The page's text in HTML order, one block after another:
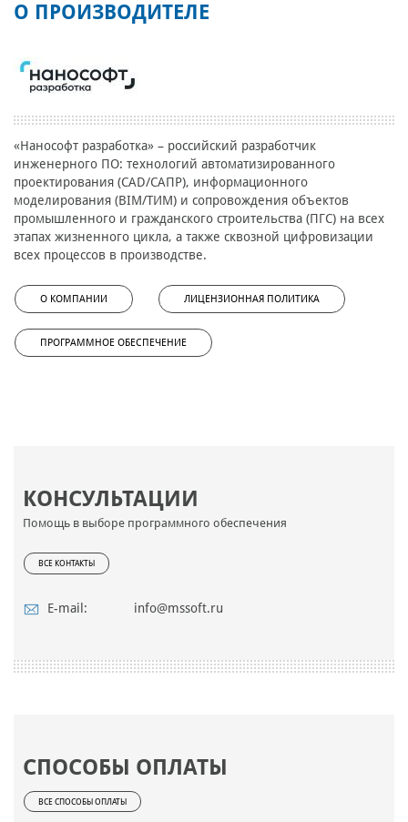
КОНСУЛЬТАЦИИ
Помощь в выборе программного обеспечения
ВСЕ КОНТАКТЫ
E-mail: info@mssoft.ru
СПОСОБЫ ОПЛАТЫ
ВСЕ СПОСОБЫ ОПЛАТЫ
О ПРОИЗВОДИТЕЛЕ
«Нанософт разработка» – российский разработчик
инженерного ПО: технологий автоматизированного
проектирования (CAD/САПР), информационного
моделирования (BIM/ТИМ) и сопровождения объектов
промышленного и гражданского строительства (ПГС) на всех
этапах жизненного цикла, а также сквозной цифровизации
всех процессов в производстве.
О КОМПАНИИ ЛИЦЕНЗИОННАЯ ПОЛИТИКА
ПРОГРАММНОЕ ОБЕСПЕЧЕНИЕ